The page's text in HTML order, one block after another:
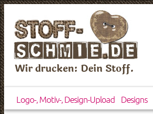
Wir drucken: Dein Stoff.
Logo-, Motiv-, Design-Upload Designs